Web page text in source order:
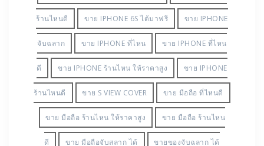
0876665432 2015 4S BATT IPHONE เสื่อม
GEAR VR IPAD AIR IPAD AIR ทุกรุ่น ทั้งมือ 1 มือ 2
ราคาสูงไอโฟน 5 ไอโฟน 5 เอส IPAD AIR ได้แถมมา
จาก รถ BMW IPAD MINI IPAD PRO IPAD PRO
ซื้อ IPAD WIFI 16GB ม.รังสิต IPAD WIFI 16GB
ลาดพร้าว IPHONE 6 IPHONE 6S IPHONE 6S